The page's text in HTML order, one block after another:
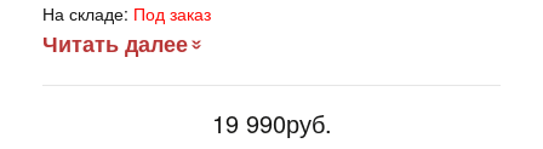
На складе: Под заказ
Читать далее
19 990руб.